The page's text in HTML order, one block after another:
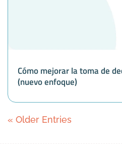
Cómo mejorar la toma de
(nuevo enfoque)
« Older Entries